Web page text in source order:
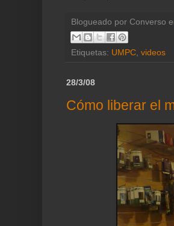
Blogueado por Converso
Etiquetas: UMPC, videos
28/3/08
Cómo liberar el